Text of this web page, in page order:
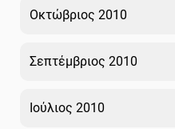
Οκτώβριος 2010
Σεπτέμβριος 2010
Ιούλιος 2010